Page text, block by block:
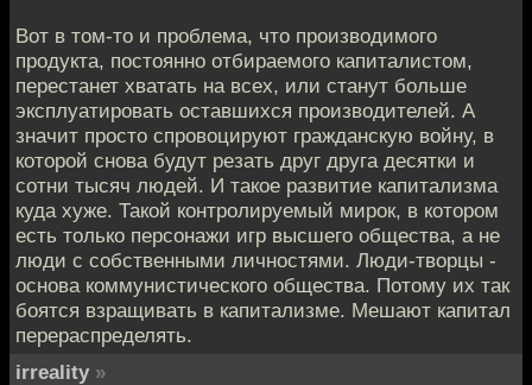
Вот в том-то и проблема, что производимого
продукта, постоянно отбираемого капиталистом,
перестанет хватать на всех, или станут больше
эксплуатировать оставшихся производителей. А
значит просто спровоцируют гражданскую войну, в
которой снова будут резать друг друга десятки и
сотни тысяч людей. И такое развитие капитализма
куда хуже. Такой контролируемый мирок, в котором
есть только персонажи игр высшего общества, а не
люди с собственными личностями. Люди-творцы -
основа коммунистического общества. Потому их так
боятся взращивать в капитализме. Мешают капитал
перераспределять.
irreality »